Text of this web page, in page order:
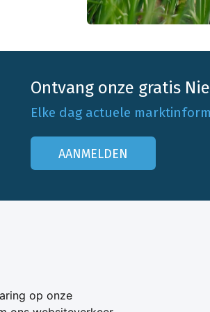
op onze
het sterkst
Ontvang onze gratis
Elke dag actuele
AANMELDEN